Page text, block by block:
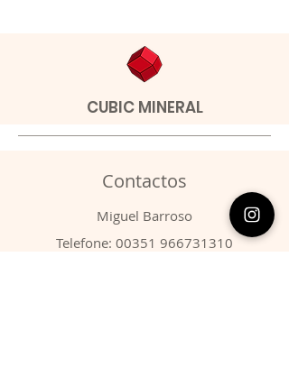
CUBIC MINERAL
Contactos
​Miguel Barroso
Telefone: 00351 966731310